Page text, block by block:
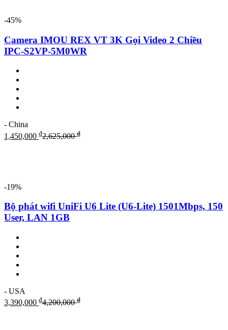
-45%
Camera IMOU REX VT 3K Gọi Video 2 Chiều
IPC-S2VP-5M0WR
- China
1,450,000 ₫2,625,000₫
-19%
Bộ phát wifi UniFi U6 Lite (U6-Lite) 1501Mbps, 150
User, LAN 1GB
- USA
3,390,000 ₫4,200,000₫